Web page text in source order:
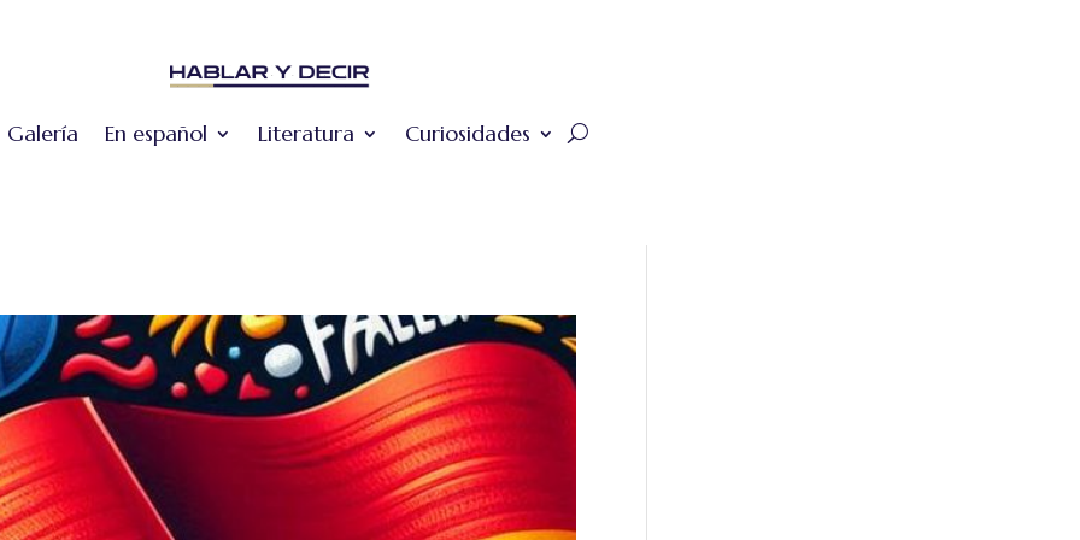
Galería En español Literatura Curiosidades